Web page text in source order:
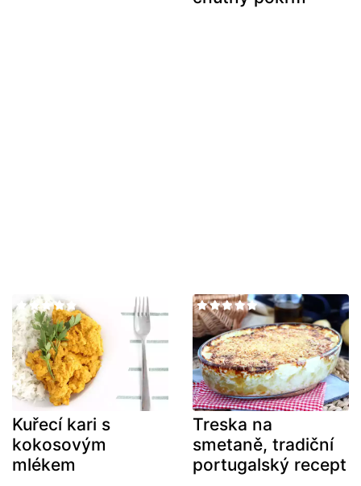
Kuřecí kari s
kokosovým
mlékem
Treska na
smetaně, tradiční
portugalský recept